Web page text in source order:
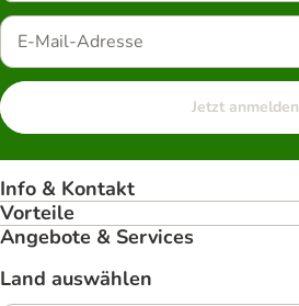
Jetzt anmelden
Info & Kontakt
Vorteile
Angebote & Services
Land auswählen